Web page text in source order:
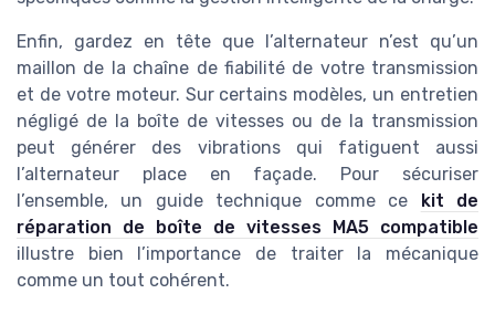
Enfin, gardez en tête que l’alternateur n’est qu’un
maillon de la chaîne de fiabilité de votre transmission
et de votre moteur. Sur certains modèles, un entretien
négligé de la boîte de vitesses ou de la transmission
peut générer des vibrations qui fatiguent aussi
l’alternateur place en façade. Pour sécuriser
l’ensemble, un guide technique comme ce
kit de
réparation de boîte de vitesses MA5 compatible
illustre bien l’importance de traiter la mécanique
comme un tout cohérent.